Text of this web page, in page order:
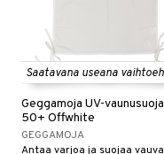
Saatavana useana
Geggamoja UV-vaunusuoja
50+ Offwhite
GEGGAMOJA
Antaa varjoa ja suojaa